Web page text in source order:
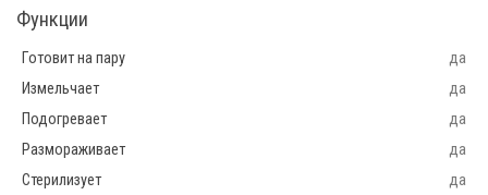
Функции
Готовит на пару
да
Измельчает
да
Подогревает
да
Размораживает
да
Стерилизует
да